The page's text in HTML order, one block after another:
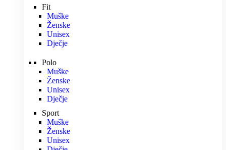
Fit
Muške
Ženske
Unisex
Dječje
Polo
Muške
Ženske
Unisex
Dječje
Sport
Muške
Ženske
Unisex